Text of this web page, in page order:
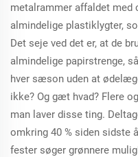
metalrammer affaldet med
almindelige plastiklygter,
Det seje ved det er, at de
almindelige papirstrenge,
hver sæson uden at
ikke? Og gæt hvad? Flere
man laver disse ting.
omkring 40 % siden sidste
fester søger grønnere